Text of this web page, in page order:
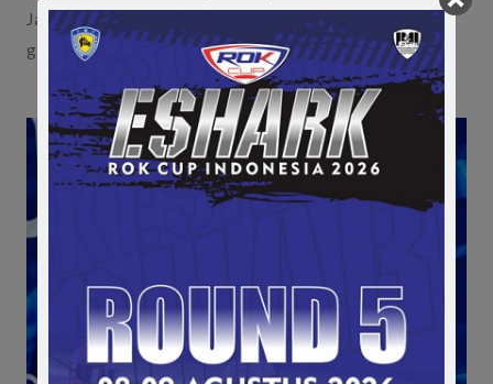
Jangkar Biru Motorsport terus menyiapkan berbagai
gebrakan menarik…